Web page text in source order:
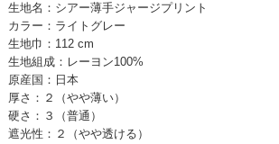
生地名：シアー薄手ジャージプリント
カラー：ライトグレー
生地巾：112 cm
生地組成：レーヨン100%
原産国：日本
厚さ：２（やや薄い）
硬さ：３（普通）
遮光性：２（やや透ける）